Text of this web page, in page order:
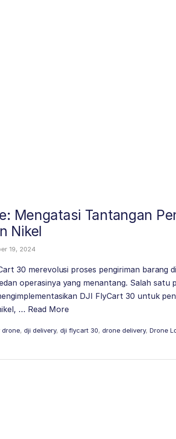
Mengatasi Tantangan
Nikel
19, 2024
30 merevolusi proses pengiriman barang
operasinya yang menantang. Salah satu
DJI FlyCart 30 untuk
… Read More
drone, dji delivery, dji flycart 30, drone delivery, Drone